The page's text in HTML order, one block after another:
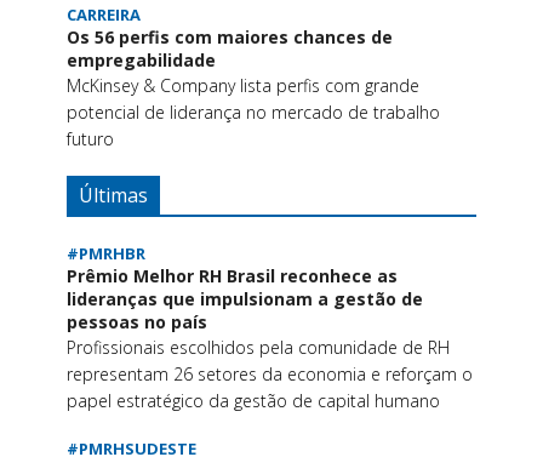
CARREIRA
Os 56 perfis com maiores chances de
empregabilidade
McKinsey & Company lista perfis com grande
potencial de liderança no mercado de trabalho
futuro
Últimas
#PMRHBR
Prêmio Melhor RH Brasil reconhece as
lideranças que impulsionam a gestão de
pessoas no país
Profissionais escolhidos pela comunidade de RH
representam 26 setores da economia e reforçam o
papel estratégico da gestão de capital humano
#PMRHSUDESTE